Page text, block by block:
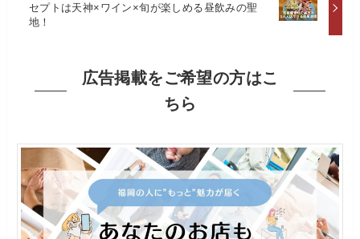
セプトは天神×ワイン×旬が楽しめる昼飲みの聖
地！
広告掲載をご希望の方はこ
ちら